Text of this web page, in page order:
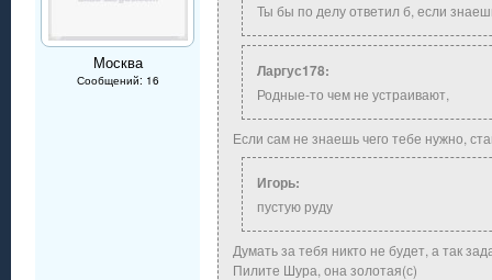
Москва
Сообщений: 16
Ты бы по делу ответил б, если
Ларгус178:
Родные-то чем не устраивают,
Если сам не знаешь чего тебе нужно,
Игорь:
пустую руду
Думать за тебя никто не будет, а так
Пилите Шура, она золотая(с)